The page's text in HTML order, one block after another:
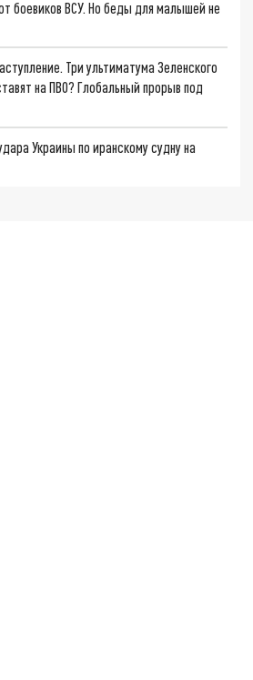
боевиков ВСУ. Но беды для малышей не
Три ультиматума Зеленского
на ПВО? Глобальный прорыв под
Украины по иранскому судну на